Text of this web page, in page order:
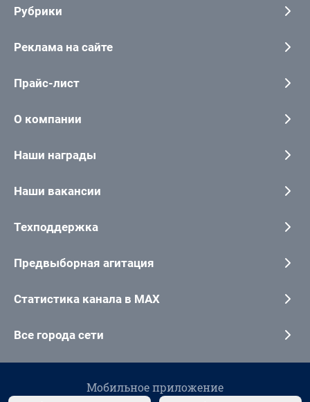
Рубрики
Реклама на сайте
Прайс-лист
О компании
Наши награды
Наши вакансии
Техподдержка
Предвыборная агитация
Статистика канала в MAX
Все города сети
Мобильное приложение